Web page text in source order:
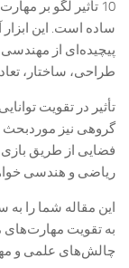
10 تأثیر لگو بر
ساده است. این
پیچیده‌ای از
طراحی، ساختار،
تأثیر در تقویت
گروهی نیز موردبحث
فضایی از طریق بازی
ریاضی و هندسی
این مقاله شما را به
به تقویت مهارت‌های
چالش‌های علمی و